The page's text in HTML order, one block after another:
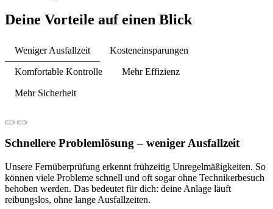
Deine Vorteile auf einen Blick
Weniger Ausfallzeit Kosteneinsparungen
Komfortable Kontrolle Mehr Effizienz
Mehr Sicherheit
Schnellere Problemlösung – weniger Ausfallzeit
Unsere Fernüberprüfung erkennt frühzeitig Unregelmäßigkeiten. So
können viele Probleme schnell und oft sogar ohne Technikerbesuch
behoben werden. Das bedeutet für dich: deine Anlage läuft
reibungslos, ohne lange Ausfallzeiten.